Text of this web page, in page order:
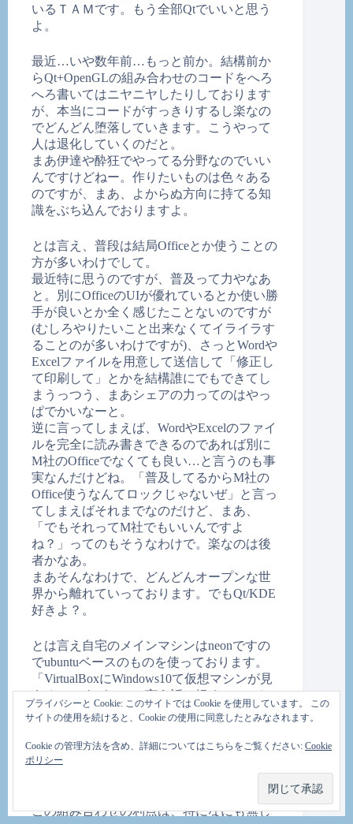
いるＴＡＭです。もう全部Qtでいいと思う
よ。
最近…いや数年前…もっと前か。結構前か
らQt+OpenGLの組み合わせのコードをへろ
へろ書いてはニヤニヤしたりしております
が、本当にコードがすっきりするし楽なの
でどんどん堕落していきます。こうやって
人は退化していくのだと。
まあ伊達や酔狂でやってる分野なのでいい
んですけどねー。作りたいものは色々ある
のですが、まあ、よからぬ方向に持てる知
識をぶち込んでおりますよ。
とは言え、普段は結局Officeとか使うことの
方が多いわけでして。
最近特に思うのですが、普及って力やなあ
と。別にOfficeのUIが優れているとか使い勝
手が良いとか全く感じたことないのですが
(むしろやりたいこと出来なくてイライラす
ることのが多いわけですが)、さっとWordや
Excelファイルを用意して送信して「修正し
て印刷して」とかを結構誰にでもできてし
まうっつう、まあシェアの力ってのはやっ
ぱでかいなーと。
逆に言ってしまえば、WordやExcelのファイ
ルを完全に読み書きできるのであれば別に
M社のOfficeでなくても良い…と言うのも事
実なんだけどね。「普及してるからM社の
Office使うなんてロックじゃないぜ」と言っ
てしまえばそれまでなのだけど、まあ、
「でもそれってM社でもいいんですよ
ね？」ってのもそうなわけで。楽なのは後
者かなあ。
まあそんなわけで、どんどんオープンな世
界から離れていっております。でもQt/KDE
好きよ？。
とは言え自宅のメインマシンはneonですの
でubuntuベースのものを使っております。
「VirtualBoxにWindows10て仮想マシンが見
えるのですが？」と言う話は軽くスルーし
つつ。
AMDのカード使ってると色々と選択がある
のですが、現状kernel4.10にamdgpu-proの
dkms、その上でMesa17.3を使うと言う組み
この組み合わせの利点は、特になにも無し
プライバシーと Cookie: このサイトでは Cookie を使用しています。 この
サイトの使用を続けると、Cookie の使用に同意したとみなされます。
Cookie の管理方法を含め、詳細についてはこちらをご覧ください: Cookie
ポリシー